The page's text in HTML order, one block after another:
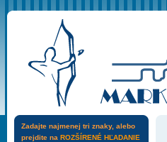
Zadajte najmenej tri znaky, alebo
prejdite na ROZŠÍRENÉ HĽADANIE